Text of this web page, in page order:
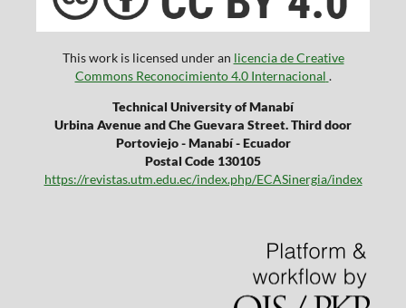
This work is licensed under an licencia de Creative
Commons Reconocimiento 4.0 Internacional .
Technical University of Manabí
Urbina Avenue and Che Guevara Street. Third door
Portoviejo - Manabí - Ecuador
Postal Code 130105
https://revistas.utm.edu.ec/index.php/ECASinergia/index